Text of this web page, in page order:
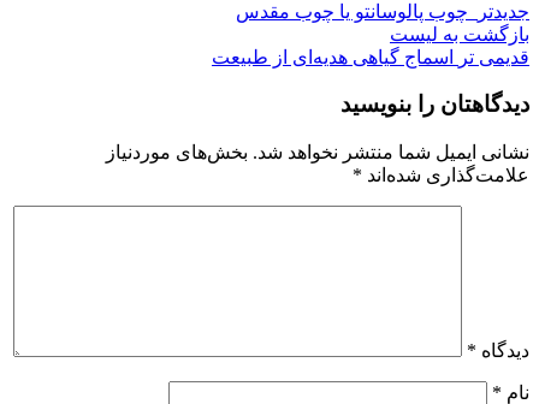
جدیدتر
چوب پالوسانتو یا چوب مقدس
بازگشت به لیست
قدیمی تر
اسماج گیاهی هدیه‌ای از طبیعت
دیدگاهتان را بنویسید
نشانی ایمیل شما منتشر نخواهد شد. بخش‌های موردنیاز
علامت‌گذاری شده‌اند *
دیدگاه *
نام *